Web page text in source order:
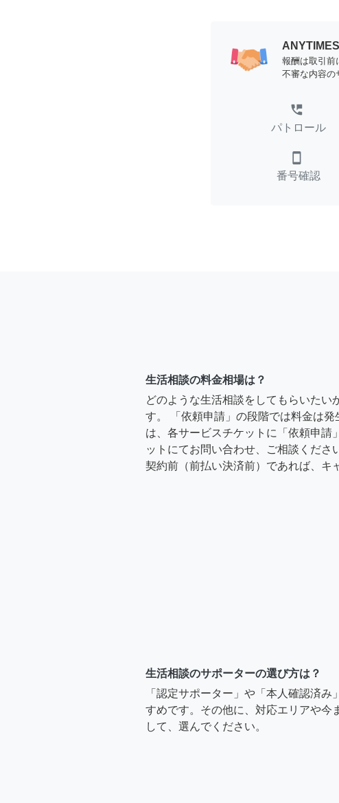
報酬は取引前
不審な内容の
perm_phone_msg
パトロール
smartphone
番号確認
生活相談の料金相場は？
どのような生活相談をしてもらいたい
す。 「依頼申請」の段階では料金は
は、各サービスチケットに「依頼申請
ットにてお問い合わせ、ご相談くだ
契約前（前払い決済前）であれば、キ
生活相談のサポーターの選び方は？
「認定サポーター」や「本人確認済み
すめです。その他に、対応エリアや今
して、選んでください。